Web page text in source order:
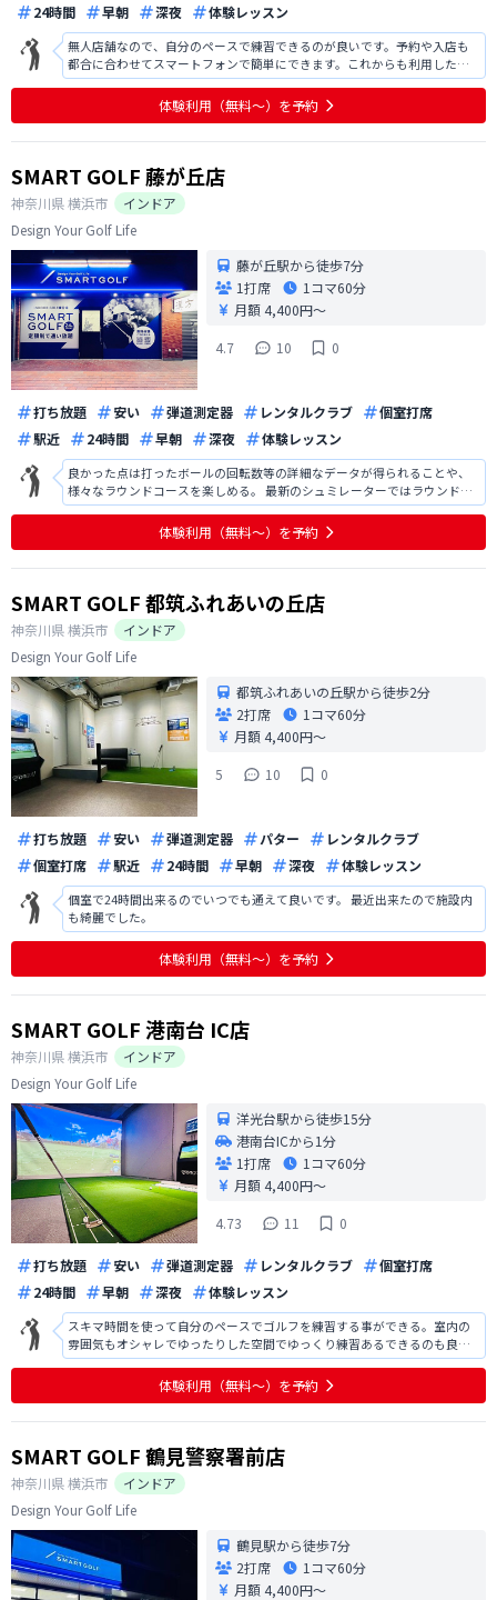
24時間 早朝 深夜 体験レッスン
無人店舗なので、自分のペースで練習できるのが良いです。予約や入店も
都合に合わせてスマートフォンで簡単にできます。これからも利用したい
です。
体験利用（無料〜）を予約
SMART GOLF 藤が丘店
神奈川県横浜市
インドア
Design Your Golf Life
藤が丘駅から徒歩7分
1打席
1コマ60分
月額 4,400円〜
4.7
10 0
打ち放題 安い 弾道測定器 レンタルクラブ
個室打席
駅近
24時間 早朝 深夜 体験レッスン
良かった点は打ったボールの回転数等の詳細なデータが得られることや、
様々なラウンドコースを楽しめる。 最新のシュミレーターではラウンド時
自動的にボールのライが変化するが、藤が丘の施設では傾斜のライから打
つ場合、自分でマットを運んで使用するのは面倒くさい。
体験利用（無料〜）を予約
SMART GOLF 都筑ふれあいの丘店
神奈川県横浜市
インドア
Design Your Golf Life
都筑ふれあいの丘駅から徒歩2分
2打席
1コマ60分
月額 4,400円〜
5
10 0
打ち放題 安い 弾道測定器 パター
レンタルクラブ
個室打席
駅近 24時間 早朝 深夜 体験レッスン
個室で24時間出来るのでいつでも通えて良いです。 最近出来たので施設内
も綺麗でした。
体験利用（無料〜）を予約
SMART GOLF 港南台 IC店
神奈川県横浜市
インドア
Design Your Golf Life
洋光台駅から徒歩15分
港南台ICから1分
1打席
1コマ60分
月額 4,400円〜
4.73
11 0
打ち放題 安い 弾道測定器 レンタルクラブ
個室打席
24時間
早朝 深夜 体験レッスン
スキマ時間を使って自分のペースでゴルフを練習する事ができる。室内の
雰囲気もオシャレでゆったりした空間でゆっくり練習あるできるのも良
い。
体験利用（無料〜）を予約
SMART GOLF 鶴見警察署前店
神奈川県横浜市
インドア
Design Your Golf Life
鶴見駅から徒歩7分
2打席
1コマ60分
月額 4,400円〜